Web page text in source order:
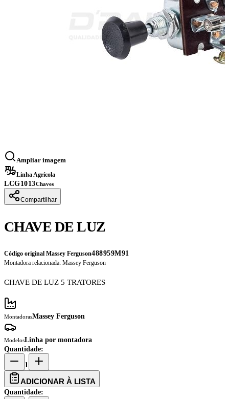
Ampliar imagem
Linha Agrícola
LCG1013Chaves
Compartilhar
CHAVE DE LUZ
Código original Massey Ferguson488959M91
Montadora relacionada: Massey Ferguson
CHAVE DE LUZ 5 TRATORES
MontadorasMassey Ferguson
ModelosLinha por montadora
Quantidade:
1
ADICIONAR À LISTA
Quantidade: